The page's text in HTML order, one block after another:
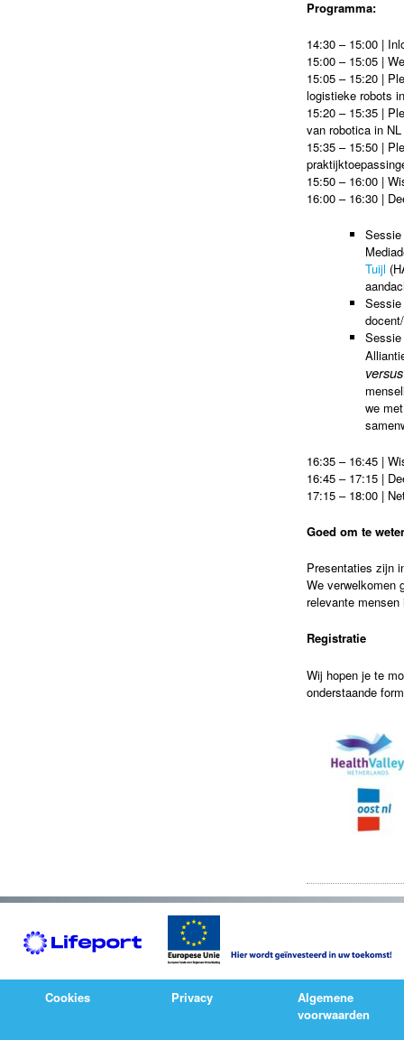
Programma:
14:30 – 15:00 |
15:00 – 15:05 |
15:05 – 15:20 |
logistieke robots
15:20 – 15:35 |
van robotica in
15:35 – 15:50 |
15:50 – 16:00 |
16:00 – 16:30 |
Tuijl
we
16:35 – 16:45 |
16:45 – 17:15 |
17:15 – 18:00 |
Goed om te
Presentaties zijn
We verwelkomen
relevante
Registratie
Wij hopen je te
onderstaande
Cookies Privacy
Algemene
voorwaarden